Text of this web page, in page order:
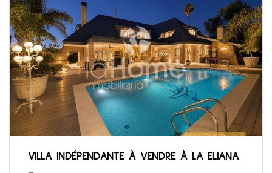
VILLA INDÉPENDANTE À VENDRE À LA ELIANA